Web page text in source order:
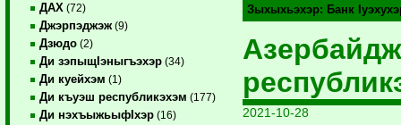
ДАХ (72)
Джэрпэджэж (9)
Дзюдо (2)
Ди зэпыщIэныгъэхэр (34)
Ди куейхэм (1)
Ди къуэш республикэхэм (177)
Ди нэхъыжьыфIхэр (16)
Зыхыхьэхэр: Банк
2021-10-28